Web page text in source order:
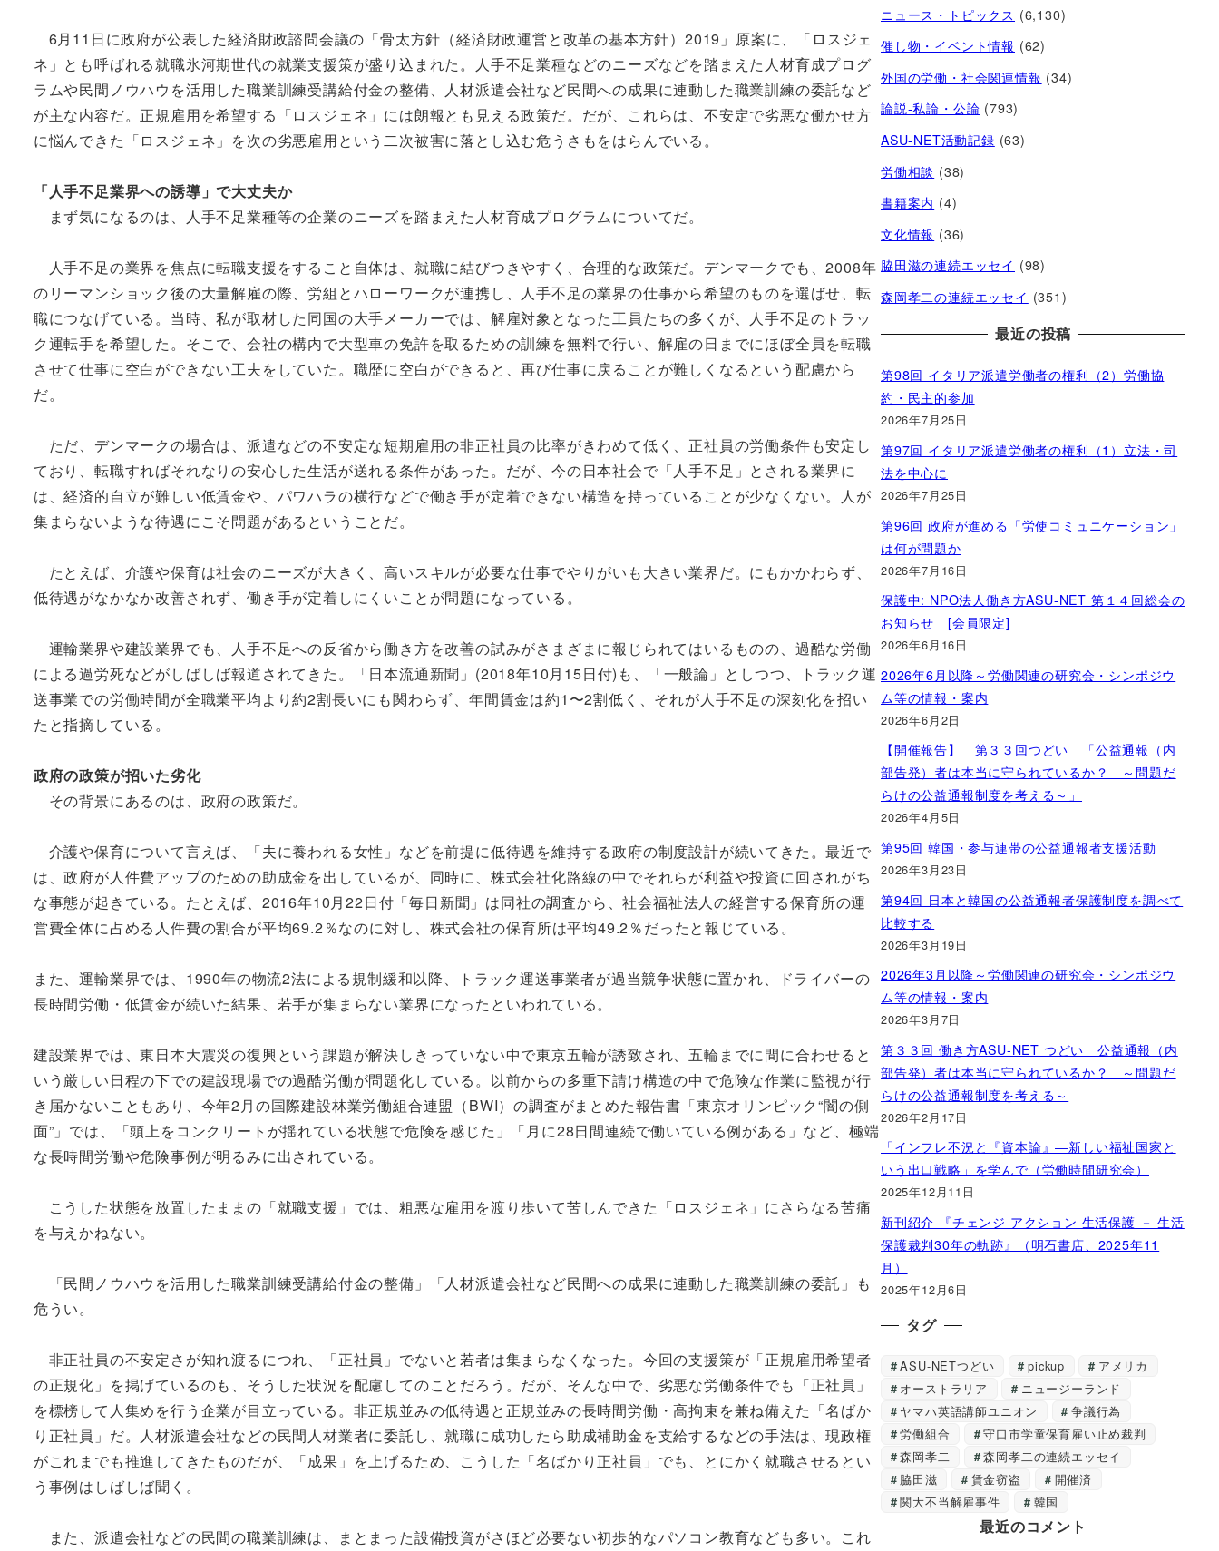
6月11日に政府が公表した経済財政諮問会議の「骨太方針（経済財政運営と改革の基本方針）2019」原案に、「ロスジェ
ネ」とも呼ばれる就職氷河期世代の就業支援策が盛り込まれた。人手不足業種などのニーズなどを踏まえた人材育成プログ
ラムや民間ノウハウを活用した職業訓練受講給付金の整備、人材派遣会社など民間への成果に連動した職業訓練の委託など
が主な内容だ。正規雇用を希望する「ロスジェネ」には朗報とも見える政策だ。だが、これらは、不安定で劣悪な働かせ方
に悩んできた「ロスジェネ」を次の劣悪雇用という二次被害に落とし込む危うさもをはらんでいる。
「人手不足業界への誘導」で大丈夫か
まず気になるのは、人手不足業種等の企業のニーズを踏まえた人材育成プログラムについてだ。
人手不足の業界を焦点に転職支援をすること自体は、就職に結びつきやすく、合理的な政策だ。デンマークでも、2008年
のリーマンショック後の大量解雇の際、労組とハローワークが連携し、人手不足の業界の仕事から希望のものを選ばせ、転
職につなげている。当時、私が取材した同国の大手メーカーでは、解雇対象となった工員たちの多くが、人手不足のトラッ
ク運転手を希望した。そこで、会社の構内で大型車の免許を取るための訓練を無料で行い、解雇の日までにほぼ全員を転職
させて仕事に空白ができない工夫をしていた。職歴に空白ができると、再び仕事に戻ることが難しくなるという配慮から
だ。
ただ、デンマークの場合は、派遣などの不安定な短期雇用の非正社員の比率がきわめて低く、正社員の労働条件も安定し
ており、転職すればそれなりの安心した生活が送れる条件があった。だが、今の日本社会で「人手不足」とされる業界に
は、経済的自立が難しい低賃金や、パワハラの横行などで働き手が定着できない構造を持っていることが少なくない。人が
集まらないような待遇にこそ問題があるということだ。
たとえば、介護や保育は社会のニーズが大きく、高いスキルが必要な仕事でやりがいも大きい業界だ。にもかかわらず、
低待遇がなかなか改善されず、働き手が定着しにくいことが問題になっている。
運輸業界や建設業界でも、人手不足への反省から働き方を改善の試みがさまざまに報じられてはいるものの、過酷な労働
による過労死などがしばしば報道されてきた。「日本流通新聞」(2018年10月15日付)も、「一般論」としつつ、トラック運
送事業での労働時間が全職業平均より約2割長いにも関わらず、年間賃金は約1〜2割低く、それが人手不足の深刻化を招い
たと指摘している。
政府の政策が招いた劣化
その背景にあるのは、政府の政策だ。
介護や保育について言えば、「夫に養われる女性」などを前提に低待遇を維持する政府の制度設計が続いてきた。最近で
は、政府が人件費アップのための助成金を出しているが、同時に、株式会社化路線の中でそれらが利益や投資に回されがち
な事態が起きている。たとえば、2016年10月22日付「毎日新聞」は同社の調査から、社会福祉法人の経営する保育所の運
営費全体に占める人件費の割合が平均69.2％なのに対し、株式会社の保育所は平均49.2％だったと報じている。
また、運輸業界では、1990年の物流2法による規制緩和以降、トラック運送事業者が過当競争状態に置かれ、ドライバーの
長時間労働・低賃金が続いた結果、若手が集まらない業界になったといわれている。
建設業界では、東日本大震災の復興という課題が解決しきっていない中で東京五輪が誘致され、五輪までに間に合わせると
いう厳しい日程の下での建設現場での過酷労働が問題化している。以前からの多重下請け構造の中で危険な作業に監視が行
き届かないこともあり、今年2月の国際建設林業労働組合連盟（BWI）の調査がまとめた報告書「東京オリンピック“闇の側
面”」では、「頭上をコンクリートが揺れている状態で危険を感じた」「月に28日間連続で働いている例がある」など、極端
な長時間労働や危険事例が明るみに出されている。
こうした状態を放置したままの「就職支援」では、粗悪な雇用を渡り歩いて苦しんできた「ロスジェネ」にさらなる苦痛
を与えかねない。
「民間ノウハウを活用した職業訓練受講給付金の整備」「人材派遣会社など民間への成果に連動した職業訓練の委託」も
危うい。
非正社員の不安定さが知れ渡るにつれ、「正社員」でないと若者は集まらなくなった。今回の支援策が「正規雇用希望者
の正規化」を掲げているのも、そうした状況を配慮してのことだろう。だが、そんな中で、劣悪な労働条件でも「正社員」
を標榜して人集めを行う企業が目立っている。非正規並みの低待遇と正規並みの長時間労働・高拘束を兼ね備えた「名ばか
り正社員」だ。人材派遣会社などの民間人材業者に委託し、就職に成功したら助成補助金を支給するなどの手法は、現政権
がこれまでも推進してきたものだが、「成果」を上げるため、こうした「名ばかり正社員」でも、とにかく就職させるとい
う事例はしばしば聞く。
また、派遣会社などの民間の職業訓練は、まとまった設備投資がさほど必要ない初歩的なパソコン教育なども多い。これ
ニュース・トピックス (6,130)
催し物・イベント情報 (62)
外国の労働・社会関連情報 (34)
論説-私論・公論 (793)
ASU-NET活動記録 (63)
労働相談 (38)
書籍案内 (4)
文化情報 (36)
脇田滋の連続エッセイ (98)
森岡孝二の連続エッセイ (351)
最近の投稿
第98回 イタリア派遣労働者の権利（2）労働協
約・民主的参加
2026年7月25日
第97回 イタリア派遣労働者の権利（1）立法・司
法を中心に
2026年7月25日
第96回 政府が進める「労使コミュニケーション」
は何が問題か
2026年7月16日
保護中: NPO法人働き方ASU-NET 第１４回総会の
お知らせ [会員限定]
2026年6月16日
2026年6月以降～労働関連の研究会・シンポジウ
ム等の情報・案内
2026年6月2日
【開催報告】 第３３回つどい 「公益通報（内
部告発）者は本当に守られているか？ ～問題だ
らけの公益通報制度を考える～」
2026年4月5日
第95回 韓国・参与連帯の公益通報者支援活動
2026年3月23日
第94回 日本と韓国の公益通報者保護制度を調べて
比較する
2026年3月19日
2026年3月以降～労働関連の研究会・シンポジウ
ム等の情報・案内
2026年3月7日
第３３回 働き方ASU-NET つどい 公益通報（内
部告発）者は本当に守られているか？ ～問題だ
らけの公益通報制度を考える～
2026年2月17日
「インフレ不況と『資本論』―新しい福祉国家と
いう出口戦略」を学んで（労働時間研究会）
2025年12月11日
新刊紹介 『チェンジ アクション 生活保護 － 生活
保護裁判30年の軌跡』（明石書店、2025年11
月）
2025年12月6日
タグ
ASU-NETつどい pickup
アメリカ
オーストラリア
ニュージーランド
ヤマハ英語講師ユニオン
争議行為
労働組合
守口市学童保育雇い止め裁判
森岡孝二
森岡孝二の連続エッセイ
脇田滋
賃金窃盗
開催済
関大不当解雇事件
韓国
最近のコメント